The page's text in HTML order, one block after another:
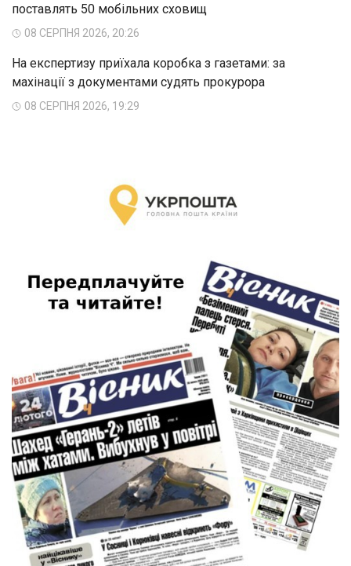
поставлять 50 мобільних сховищ
08 СЕРПНЯ 2026, 20:26
На експертизу приїхала коробка з газетами: за
махінації з документами судять прокурора
08 СЕРПНЯ 2026, 19:29